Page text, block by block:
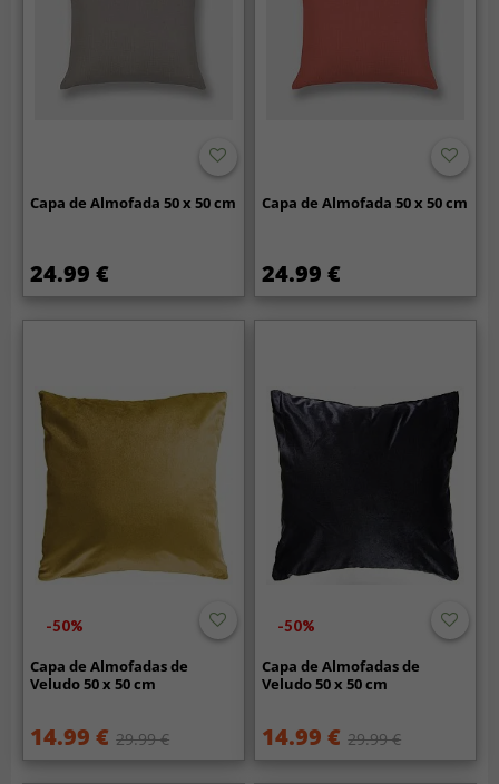
Capa de Almofada 50 x 50 cm
24.99 €
Capa de Almofada 50 x 50 cm
24.99 €
-50%
Capa de Almofadas de
Veludo 50 x 50 cm
14.99 € 29.99 €
-50%
Capa de Almofadas de
Veludo 50 x 50 cm
14.99 € 29.99 €